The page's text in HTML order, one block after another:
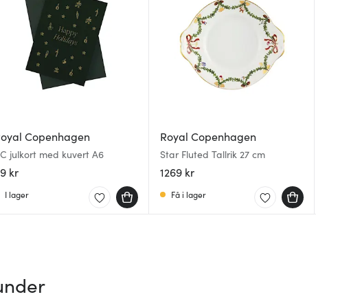
Copenhagen
julkort med kuvert A6
kr
I lager
Royal Copenhagen
Star Fluted Tallrik 27 cm
1269 kr
Få i lager